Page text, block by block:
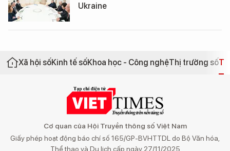
Ukraine
Xã hội sốKinh tế sốKhoa học - Công nghệThị trường số
Cơ quan của Hội Truyền thông số Việt Nam
Giấy phép hoạt động báo chí số 165/GP-BVHTTDL do Bộ Văn hóa,
Thể thao và Du lịch cấp ngày 27/11/2025